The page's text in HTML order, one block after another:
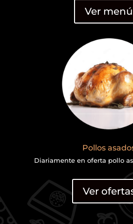
Ver menú
Pollos
Diariamente en oferta pollo
Ver